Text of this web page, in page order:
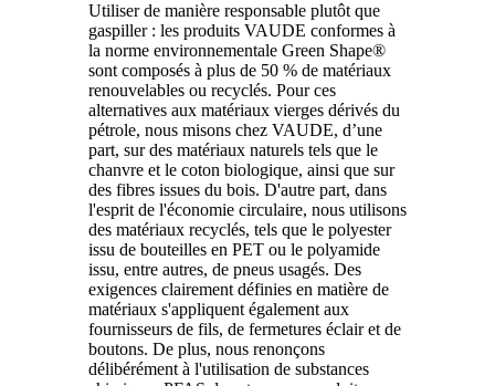
Utiliser de manière responsable plutôt que
gaspiller : les produits VAUDE conformes à
la norme environnementale Green Shape®
sont composés à plus de 50 % de matériaux
renouvelables ou recyclés. Pour ces
alternatives aux matériaux vierges dérivés du
pétrole, nous misons chez VAUDE, d’une
part, sur des matériaux naturels tels que le
chanvre et le coton biologique, ainsi que sur
des fibres issues du bois. D'autre part, dans
l'esprit de l'économie circulaire, nous utilisons
des matériaux recyclés, tels que le polyester
issu de bouteilles en PET ou le polyamide
issu, entre autres, de pneus usagés. Des
exigences clairement définies en matière de
matériaux s'appliquent également aux
fournisseurs de fils, de fermetures éclair et de
boutons. De plus, nous renonçons
délibérément à l'utilisation de substances